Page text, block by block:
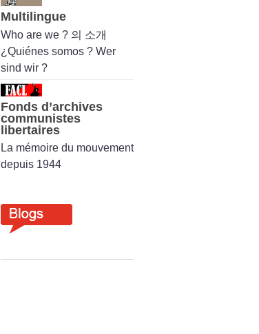
Multilingue
Who are we ? 의 소개
¿Quiénes somos ? Wer
sind wir ?
Fonds d’archives
communistes
libertaires
La mémoire du mouvement
depuis 1944